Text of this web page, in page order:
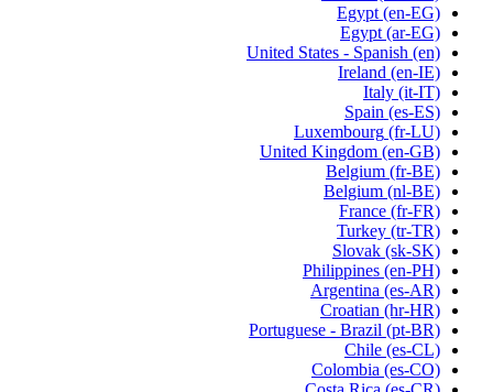
Egypt (en-EG)
Egypt (ar-EG)
United States - Spanish (en)
Ireland (en-IE)
Italy (it-IT)
Spain (es-ES)
Luxembourg (fr-LU)
United Kingdom (en-GB)
Belgium (fr-BE)
Belgium (nl-BE)
France (fr-FR)
Turkey (tr-TR)
Slovak (sk-SK)
Philippines (en-PH)
Argentina (es-AR)
Croatian (hr-HR)
Portuguese - Brazil (pt-BR)
Chile (es-CL)
Colombia (es-CO)